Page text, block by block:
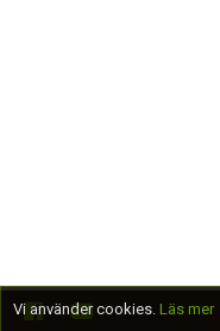
Vi använder cookies. Läs mer